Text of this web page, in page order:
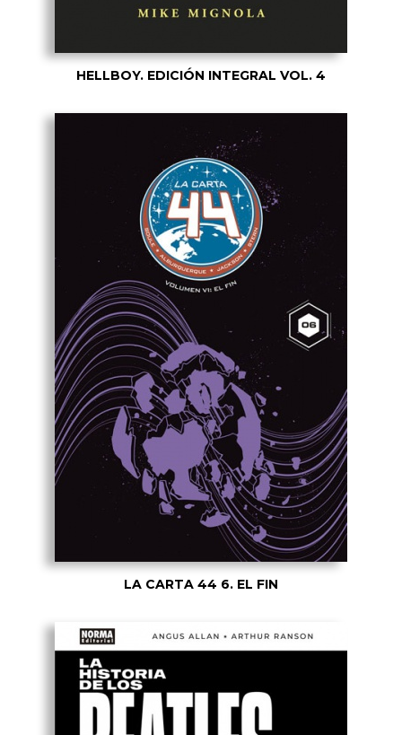
HELLBOY. EDICIÓN INTEGRAL VOL. 4
LA CARTA 44 6. EL FIN